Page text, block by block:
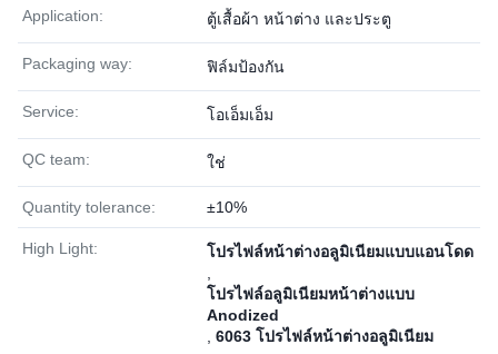
Application: ตู้เสื้อผ้า หน้าต่าง และประตู
Packaging way: ฟิล์มป้องกัน
Service: โอเอ็มเอ็ม
QC team: ใช่
Quantity tolerance: ±10%
High Light:
โปรไฟล์หน้าต่างอลูมิเนียมแบบแอนโดด
โปรไฟล์อลูมิเนียมหน้าต่างแบบ
Anodized
6063 โปรไฟล์หน้าต่างอลูมิเนียม